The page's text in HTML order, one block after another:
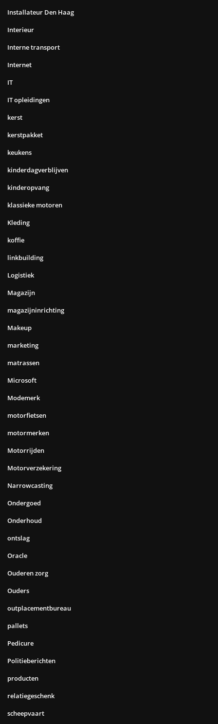
Installateur Den Haag
Interieur
Interne transport
Internet
IT
IT opleidingen
kerst
kerstpakket
keukens
kinderdagverblijven
kinderopvang
klassieke motoren
Kleding
koffie
linkbuilding
Logistiek
Magazijn
magazijninrichting
Makeup
marketing
matrassen
Microsoft
Modemerk
motorfietsen
motormerken
Motorrijden
Motorverzekering
Narrowcasting
Ondergoed
Onderhoud
ontslag
Oracle
Ouderen zorg
Ouders
outplacementbureau
pallets
Pedicure
Politieberichten
producten
relatiegeschenk
scheepvaart